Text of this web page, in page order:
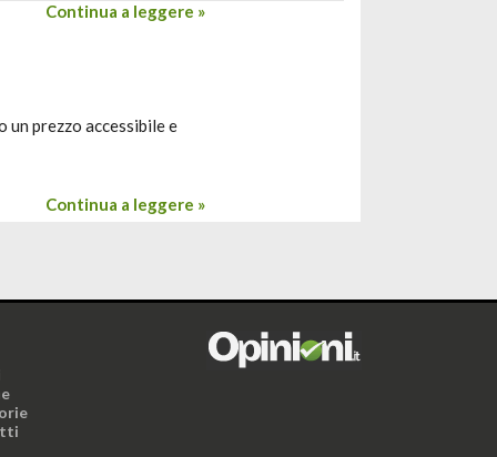
Continua a leggere »
un prezzo accessibile e
Continua a leggere »